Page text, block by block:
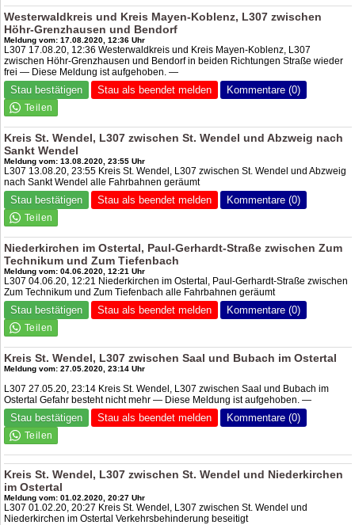
Westerwaldkreis und Kreis Mayen-Koblenz, L307 zwischen
Höhr-Grenzhausen und Bendorf
Meldung vom: 17.08.2020, 12:36 Uhr
L307 17.08.20, 12:36 Westerwaldkreis und Kreis Mayen-Koblenz, L307
zwischen Höhr-Grenzhausen und Bendorf in beiden Richtungen Straße wieder
frei — Diese Meldung ist aufgehoben. —
Stau bestätigen Stau als beendet melden Kommentare (0)
Kreis St. Wendel, L307 zwischen St. Wendel und Abzweig nach
Sankt Wendel
Meldung vom: 13.08.2020, 23:55 Uhr
L307 13.08.20, 23:55 Kreis St. Wendel, L307 zwischen St. Wendel und Abzweig
nach Sankt Wendel alle Fahrbahnen geräumt
Stau bestätigen Stau als beendet melden Kommentare (0)
Niederkirchen im Ostertal, Paul-Gerhardt-Straße zwischen Zum
Technikum und Zum Tiefenbach
Meldung vom: 04.06.2020, 12:21 Uhr
L307 04.06.20, 12:21 Niederkirchen im Ostertal, Paul-Gerhardt-Straße zwischen
Zum Technikum und Zum Tiefenbach alle Fahrbahnen geräumt
Stau bestätigen Stau als beendet melden Kommentare (0)
Kreis St. Wendel, L307 zwischen Saal und Bubach im Ostertal
Meldung vom: 27.05.2020, 23:14 Uhr
L307 27.05.20, 23:14 Kreis St. Wendel, L307 zwischen Saal und Bubach im
Ostertal Gefahr besteht nicht mehr — Diese Meldung ist aufgehoben. —
Stau bestätigen Stau als beendet melden Kommentare (0)
Kreis St. Wendel, L307 zwischen St. Wendel und Niederkirchen
im Ostertal
Meldung vom: 01.02.2020, 20:27 Uhr
L307 01.02.20, 20:27 Kreis St. Wendel, L307 zwischen St. Wendel und
Niederkirchen im Ostertal Verkehrsbehinderung beseitigt